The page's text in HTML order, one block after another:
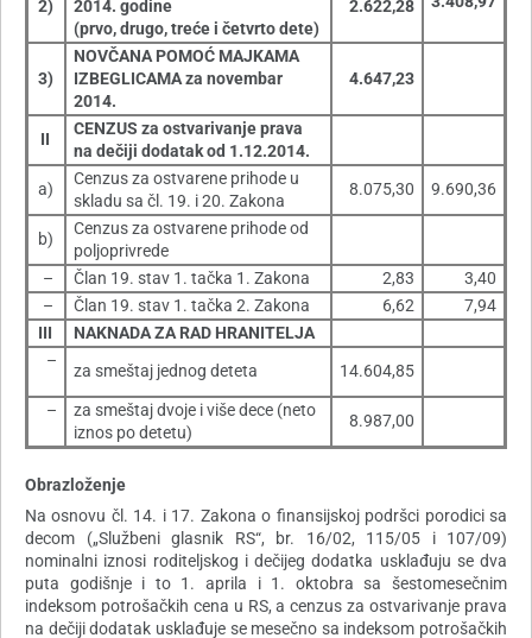
2)
2014. godine
(prvo, drugo, treće i četvrto dete)
2.622,28
3)
NOVČANA POMOĆ MAJKAMA
IZBEGLICAMA za novembar
2014.
4.647,23
II
CENZUS za ostvarivanje prava
na dečiji dodatak od 1.12.2014.
a)
Cenzus za ostvarene prihode u
skladu sa čl. 19. i 20. Zakona
8.075,30 9.690,36
b)
Cenzus za ostvarene prihode od
poljoprivrede
–
Član 19. stav 1. tačka 1. Zakona 2,83
3,40
–
Član 19. stav 1. tačka 2. Zakona 6,62
7,94
III
NAKNADA ZA RAD HRANITELJA
–
za smeštaj jednog deteta 14.604,85
–
za smeštaj dvoje i više dece (neto
iznos po detetu)
8.987,00
Obrazloženje
Na osnovu čl. 14. i 17. Zakona o finansijskoj podršci porodici sa
decom („Službeni glasnik RS“, br. 16/02, 115/05 i 107/09)
nominalni iznosi roditeljskog i dečijeg dodatka usklađuju se dva
puta godišnje i to 1. aprila i 1. oktobra sa šestomesečnim
indeksom potrošačkih cena u RS, a cenzus za ostvarivanje prava
na dečiji dodatak usklađuje se mesečno sa indeksom potrošačkih